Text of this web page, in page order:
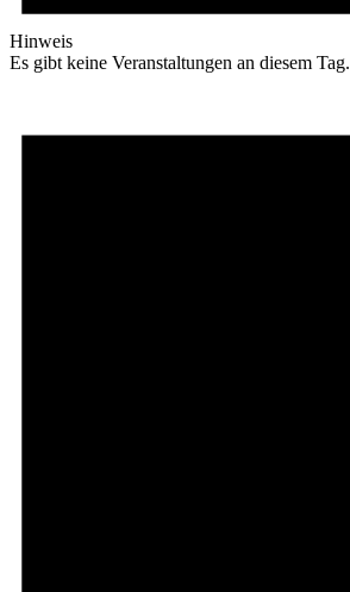
Hinweis
Es gibt keine Veranstaltungen an diesem Tag.